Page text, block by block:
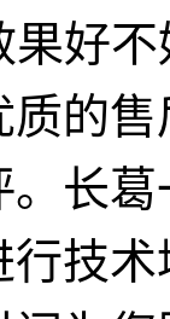
果好不
质的
长葛
行技术